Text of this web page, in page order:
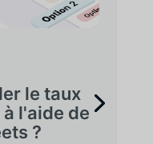
le taux
l'aide de
?